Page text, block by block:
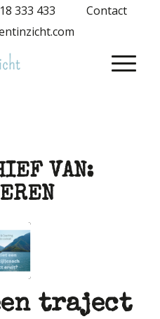
333 433
Contact
VAN:
traject